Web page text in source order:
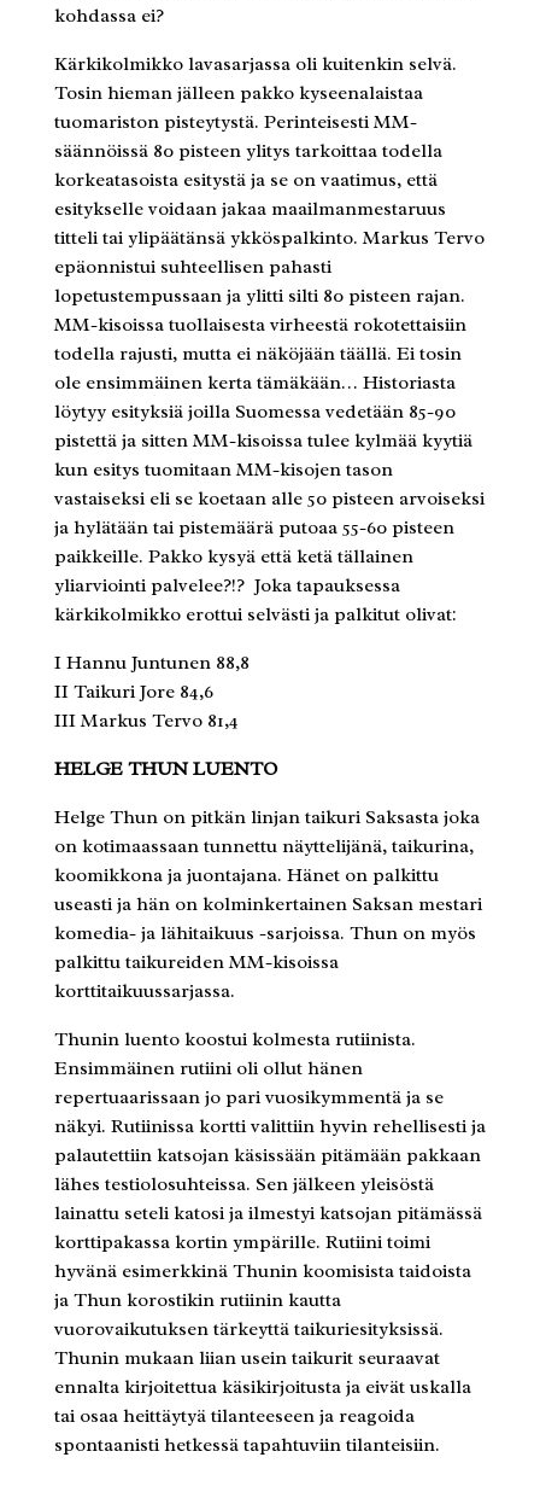
kohdassa ei?
Kärkikolmikko lavasarjassa oli kuitenkin selvä.
Tosin hieman jälleen pakko kyseenalaistaa
tuomariston pisteytystä. Perinteisesti MM-
säännöissä 80 pisteen ylitys tarkoittaa todella
korkeatasoista esitystä ja se on vaatimus, että
esitykselle voidaan jakaa maailmanmestaruus
titteli tai ylipäätänsä ykköspalkinto. Markus Tervo
epäonnistui suhteellisen pahasti
lopetustempussaan ja ylitti silti 80 pisteen rajan.
MM-kisoissa tuollaisesta virheestä rokotettaisiin
todella rajusti, mutta ei näköjään täällä. Ei tosin
ole ensimmäinen kerta tämäkään… Historiasta
löytyy esityksiä joilla Suomessa vedetään 85-90
pistettä ja sitten MM-kisoissa tulee kylmää kyytiä
kun esitys tuomitaan MM-kisojen tason
vastaiseksi eli se koetaan alle 50 pisteen arvoiseksi
ja hylätään tai pistemäärä putoaa 55-60 pisteen
paikkeille. Pakko kysyä että ketä tällainen
yliarviointi palvelee?!? Joka tapauksessa
kärkikolmikko erottui selvästi ja palkitut olivat:
I Hannu Juntunen 88,8
II Taikuri Jore 84,6
III Markus Tervo 81,4
HELGE THUN LUENTO
Helge Thun on pitkän linjan taikuri Saksasta joka
on kotimaassaan tunnettu näyttelijänä, taikurina,
koomikkona ja juontajana. Hänet on palkittu
useasti ja hän on kolminkertainen Saksan mestari
komedia- ja lähitaikuus -sarjoissa. Thun on myös
palkittu taikureiden MM-kisoissa
korttitaikuussarjassa.
Thunin luento koostui kolmesta rutiinista.
Ensimmäinen rutiini oli ollut hänen
repertuaarissaan jo pari vuosikymmentä ja se
näkyi. Rutiinissa kortti valittiin hyvin rehellisesti ja
palautettiin katsojan käsissään pitämään pakkaan
lähes testiolosuhteissa. Sen jälkeen yleisöstä
lainattu seteli katosi ja ilmestyi katsojan pitämässä
korttipakassa kortin ympärille. Rutiini toimi
hyvänä esimerkkinä Thunin koomisista taidoista
ja Thun korostikin rutiinin kautta
vuorovaikutuksen tärkeyttä taikuriesityksissä.
Thunin mukaan liian usein taikurit seuraavat
ennalta kirjoitettua käsikirjoitusta ja eivät uskalla
tai osaa heittäytyä tilanteeseen ja reagoida
spontaanisti hetkessä tapahtuviin tilanteisiin.